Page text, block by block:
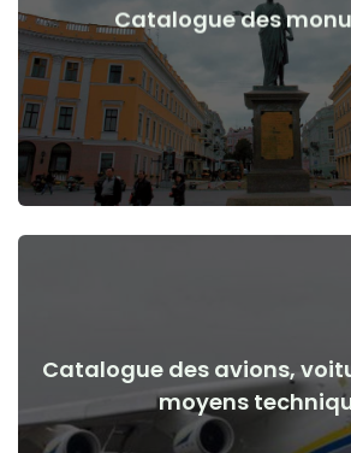
Catalogue des
Monuments, œuvres d'art avant et
guerre
Voir les détails
Catalogue des avions,
moyens
Avions, voitures, moyens techniques
de la guerre
Voir les détails